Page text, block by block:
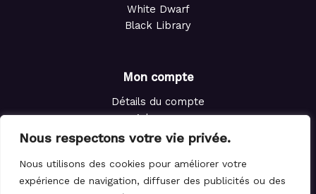
Nous respectons votre vie privée.
Nous utilisons des cookies pour améliorer votre
expérience de navigation, diffuser des publicités ou des
White Dwarf
Black Library
Mon compte
Détails du compte
Adresses
Commandes
Panier